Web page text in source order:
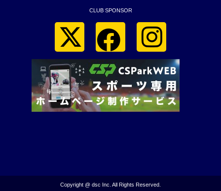
CLUB SPONSOR
Copyright @ dsc Inc. All Rights Reserved.